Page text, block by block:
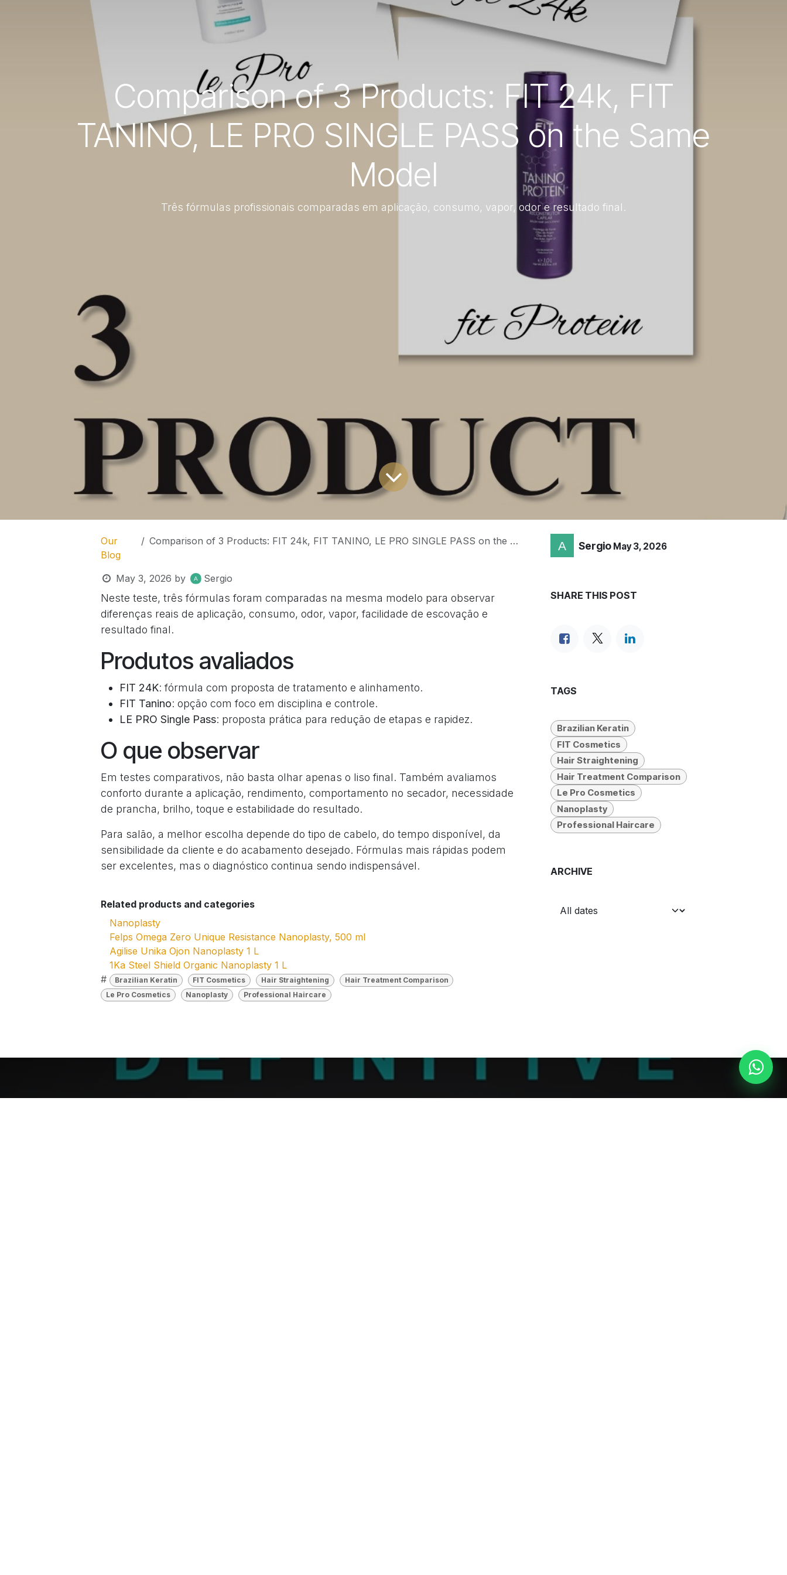
Comparison of 3 Products: FIT 24k, FIT
TANINO, LE PRO SINGLE PASS on the Same
Model
Três fórmulas profissionais comparadas em aplicação, consumo, vapor, odor e resultado final.
Our
Blog
Comparison of 3 Products: FIT 24k, FIT TANINO, LE PRO SINGLE PASS on the Same Model
May 3, 2026 by Sergio
Neste teste, três fórmulas foram comparadas na mesma modelo para observar
diferenças reais de aplicação, consumo, odor, vapor, facilidade de escovação e
resultado final.
Produtos avaliados
FIT 24K: fórmula com proposta de tratamento e alinhamento.
FIT Tanino: opção com foco em disciplina e controle.
LE PRO Single Pass: proposta prática para redução de etapas e rapidez.
O que observar
Em testes comparativos, não basta olhar apenas o liso final. Também avaliamos
conforto durante a aplicação, rendimento, comportamento no secador, necessidade
de prancha, brilho, toque e estabilidade do resultado.
Para salão, a melhor escolha depende do tipo de cabelo, do tempo disponível, da
sensibilidade da cliente e do acabamento desejado. Fórmulas mais rápidas podem
ser excelentes, mas o diagnóstico continua sendo indispensável.
Related products and categories
Nanoplasty
Felps Omega Zero Unique Resistance Nanoplasty, 500 ml
Agilise Unika Ojon Nanoplasty 1 L
1Ka Steel Shield Organic Nanoplasty 1 L
#
Brazilian Keratin FIT Cosmetics Hair Straightening
Hair Treatment Comparison
Le Pro Cosmetics
Nanoplasty Professional Haircare
Sergio May 3, 2026
SHARE THIS POST
TAGS
Brazilian Keratin
FIT Cosmetics
Hair Straightening
Hair Treatment Comparison
Le Pro Cosmetics
Nanoplasty
Professional Haircare
ARCHIVE